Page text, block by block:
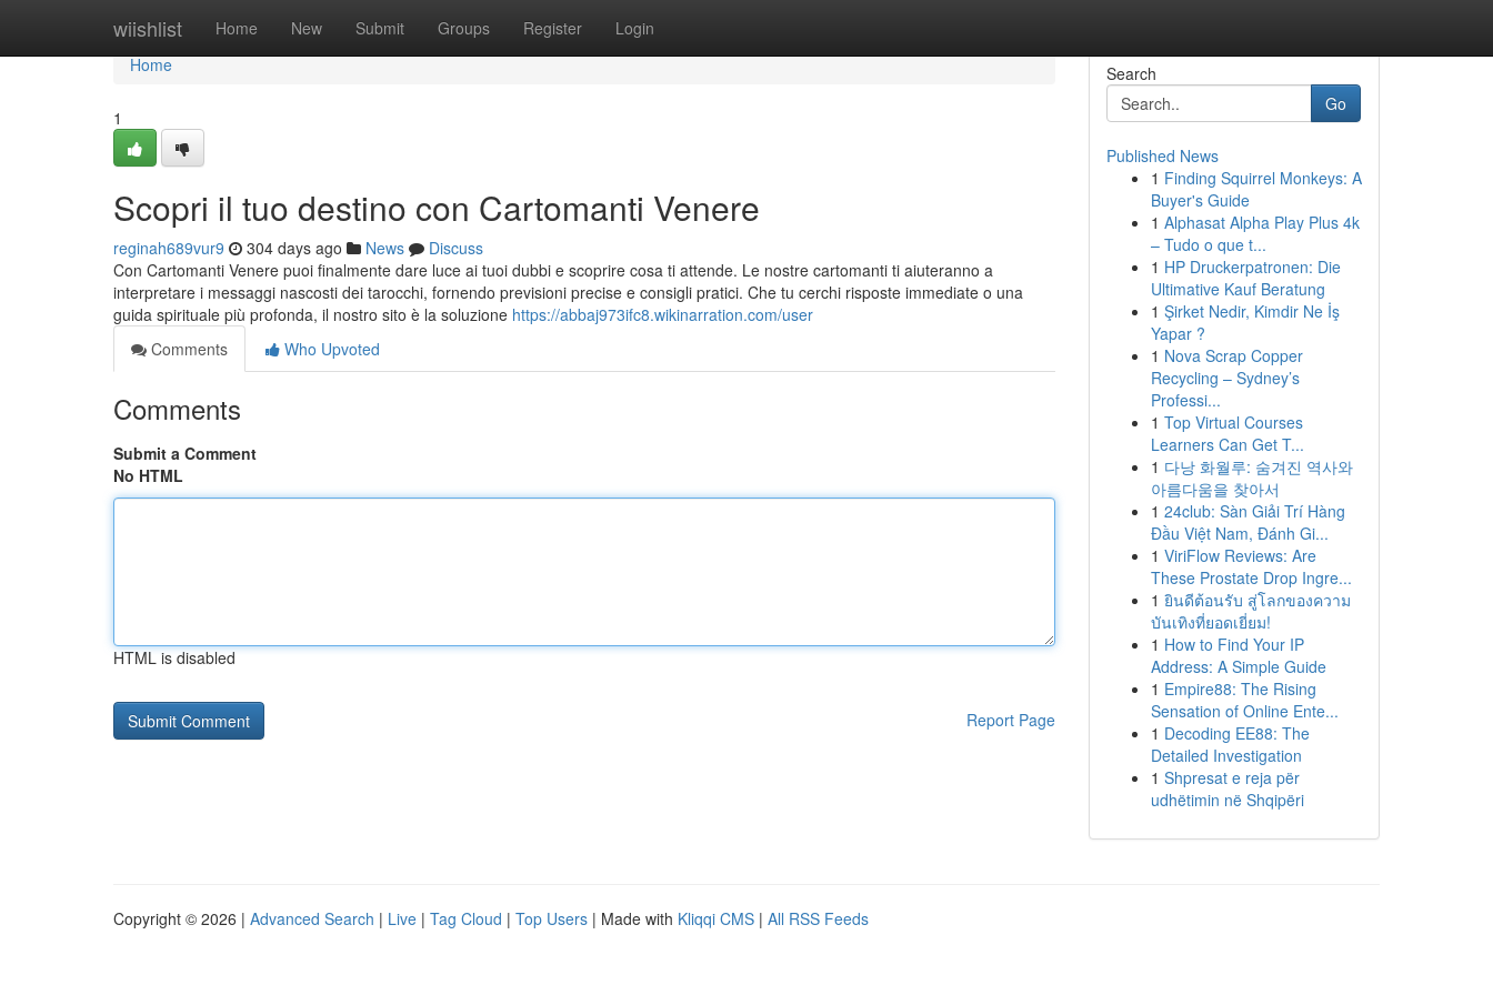
wiishlist Home New Submit Groups Register Login
Home
Home
1
Scopri il tuo destino con Cartomanti Venere
reginah689vur9 304 days ago News
Discuss
Con Cartomanti Venere puoi finalmente dare luce ai tuoi dubbi e scoprire cosa ti attende. Le nostre cartomanti ti aiuteranno a
interpretare i messaggi nascosti dei tarocchi, fornendo previsioni precise e consigli pratici. Che tu cerchi risposte immediate o una
guida spirituale più profonda, il nostro sito è la soluzione https://abbaj973ifc8.wikinarration.com/user
Comments
Who Upvoted
Comments
Submit a Comment
No HTML
HTML is disabled
Report Page
Search
Go
Published News
1 Finding Squirrel Monkeys: A
Buyer's Guide
1 Alphasat Alpha Play Plus 4k
– Tudo o que t...
1 HP Druckerpatronen: Die
Ultimative Kauf Beratung
1 Şirket Nedir, Kimdir Ne İş
Yapar ?
1 Nova Scrap Copper
Recycling – Sydney’s
Professi...
1 Top Virtual Courses
Learners Can Get T...
1 다낭 화월루: 숨겨진 역사와
아름다움을 찾아서
1 24club: Sàn Giải Trí Hàng
Đầu Việt Nam, Đánh Gi...
1 ViriFlow Reviews: Are
These Prostate Drop Ingre...
1 ยินดีต้อนรับ สู่โลกของความ
บันเทิงที่ยอดเยี่ยม!
1 How to Find Your IP
Address: A Simple Guide
1 Empire88: The Rising
Sensation of Online Ente...
1 Decoding EE88: The
Detailed Investigation
1 Shpresat e reja për
udhëtimin në Shqipëri
Copyright © 2026 | Advanced Search | Live | Tag Cloud | Top Users | Made with Kliqqi CMS | All RSS Feeds